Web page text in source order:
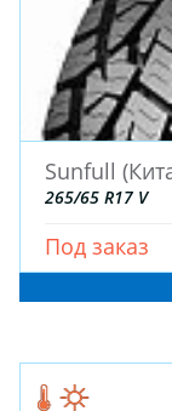
Sunfull
265/65 R17 V
Под заказ